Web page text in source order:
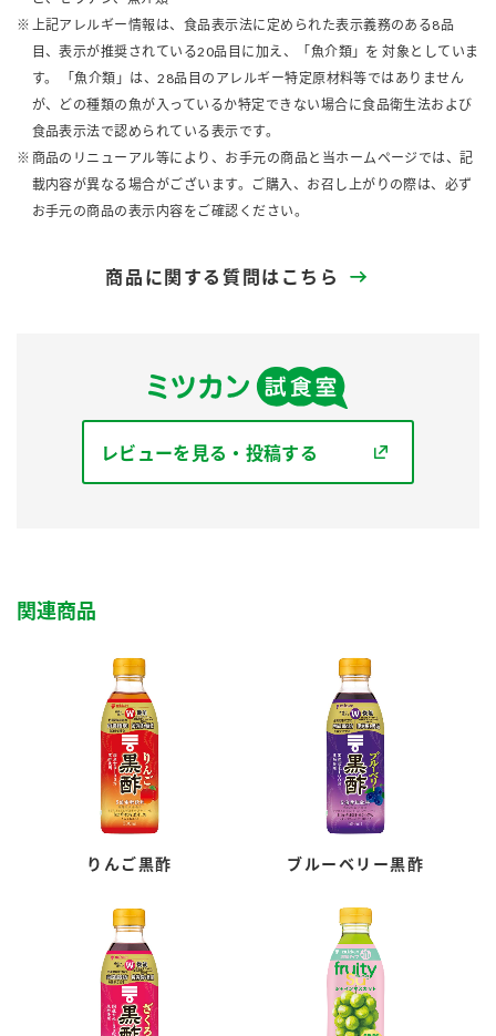
上記アレルギー情報は、食品表示法に定められた表示義務のある8品
目、表示が推奨されている20品目に加え、「魚介類」を 対象としていま
す。 「魚介類」は、28品目のアレルギー特定原材料等ではありません
が、どの種類の魚が入っているか特定できない場合に食品衛生法および
食品表示法で認められている表示です。
商品のリニューアル等により、お手元の商品と当ホームページでは、記
載内容が異なる場合がございます。ご購入、お召し上がりの際は、必ず
お手元の商品の表示内容をご確認ください。
商品に関する質問はこちら
レビューを見る・投稿する
関連商品
りんご黒酢 ブルーベリー黒酢